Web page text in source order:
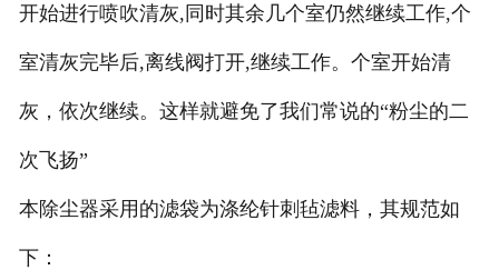
开始进行喷吹清灰,同时其余几个室仍然继续工作,个
室清灰完毕后,离线阀打开,继续工作。个室开始清
灰，依次继续。这样就避免了我们常说的“粉尘的二
次飞扬”
本除尘器采用的滤袋为涤纶针刺毡滤料，其规范如
下：